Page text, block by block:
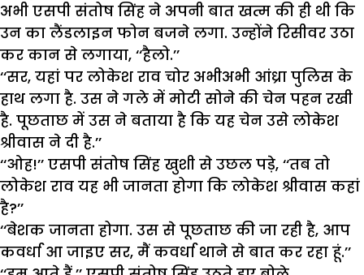
अभी एसपी संतोष सिंह ने अपनी बात खत्म की ही थी कि
उन का लैंडलाइन फोन बजने लगा. उन्होंने रिसीवर उठा
कर कान से लगाया, ‘‘हैलो.’’
‘‘सर, यहां पर लोकेश राव चोर अभीअभी आंध्रा पुलिस के
हाथ लगा है. उस ने गले में मोटी सोने की चेन पहन रखी
है. पूछताछ में उस ने बताया है कि यह चेन उसे लोकेश
श्रीवास ने दी है.’’
‘‘ओह!’’ एसपी संतोष सिंह खुशी से उछल पड़े, ‘‘तब तो
लोकेश राव यह भी जानता होगा कि लोकेश श्रीवास कहां
है?’’
‘‘बेशक जानता होगा. उस से पूछताछ की जा रही है, आप
कवर्धा आ जाइए सर, मैं कवर्धा थाने से बात कर रहा हूं.’’